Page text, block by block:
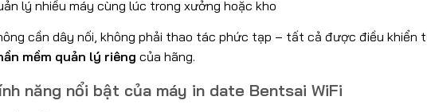
lý nhiều máy cùng lúc trong xưởng hoặc kho
cần dây nối, không phải thao tác phức tạp – tất cả được điều khiển
mềm quản lý riêng của hãng.
năng nổi bật của máy in date Bentsai WiFi